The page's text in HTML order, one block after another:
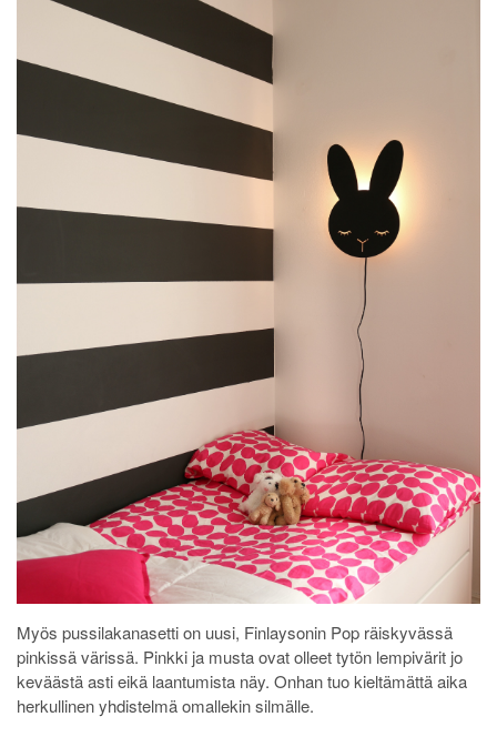
Myös pussilakanasetti on uusi, Finlaysonin Pop räiskyvässä
pinkissä värissä. Pinkki ja musta ovat olleet tytön lempivärit jo
keväästä asti eikä laantumista näy. Onhan tuo kieltämättä aika
herkullinen yhdistelmä omallekin silmälle.